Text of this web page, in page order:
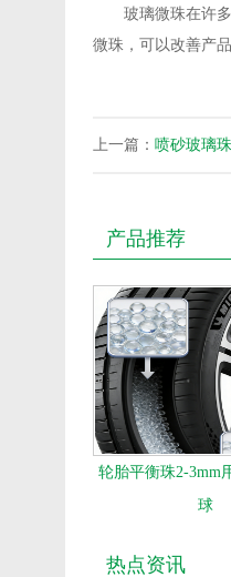
玻璃微珠在许多
微珠，可以改善产
上一篇： 喷砂玻璃
产品推荐
轮胎平衡珠2-3mm
球
热点资讯